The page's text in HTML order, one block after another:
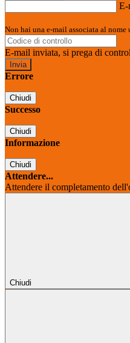
E-
Non hai una e-mail associata al
E-mail inviata, si prega di
Errore
Chiudi
Successo
Chiudi
Informazione
Chiudi
Attendere...
Attendere il completamento
Chiudi